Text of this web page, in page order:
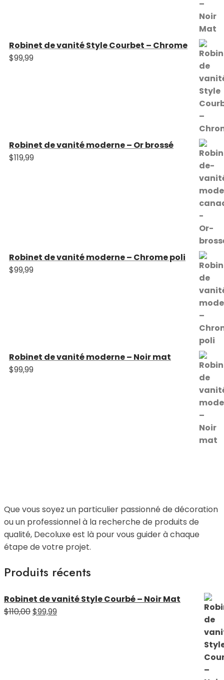
Robinet de vanité Style Courbet – Chrome
$99,99
Robinet de vanité moderne – Or brossé
$119,99
Robinet de vanité moderne – Chrome poli
$99,99
Robinet de vanité moderne – Noir mat
$99,99
Que vous soyez un particulier passionné de décoration
ou un professionnel à la recherche de produits de
qualité, Decoluxe est là pour vous guider à chaque
étape de votre projet.
Produits récents
Robinet de vanité Style Courbé – Noir Mat
$110,00Le
$99,99